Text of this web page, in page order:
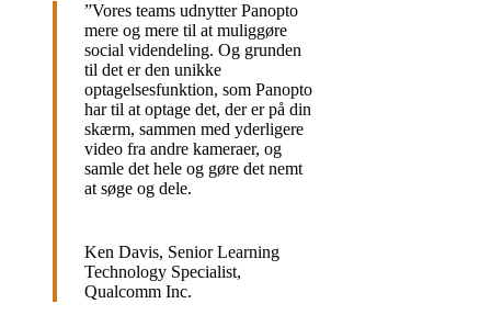
”Vores teams udnytter Panopto
mere og mere til at muliggøre
social videndeling. Og grunden
til det er den unikke
optagelsesfunktion, som Panopto
har til at optage det, der er på din
skærm, sammen med yderligere
video fra andre kameraer, og
samle det hele og gøre det nemt
at søge og dele.
Ken Davis, Senior Learning
Technology Specialist,
Qualcomm Inc.